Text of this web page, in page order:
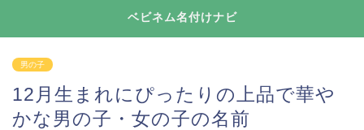
ベビネム名付けナビ
男の子
12月生まれにぴったりの上品で華や
かな男の子・女の子の名前